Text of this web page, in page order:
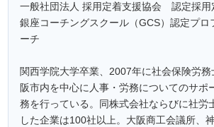
一般社団法人 採用定着支援協会 認定採用
銀座コーチングスクール（GCS）認定プロ
ーチ
関西学院大学卒業、2007年に社会保険労
阪市内を中心に人事・労務についてのサポ
務を行っている。同株式会社ならびに社労
した企業は100社以上。大阪商工会議所、